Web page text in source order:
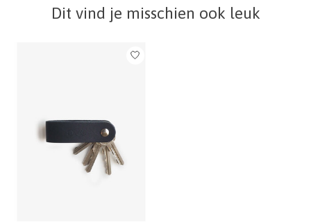
Dit vind je misschien ook leuk
Items van productcarrousel